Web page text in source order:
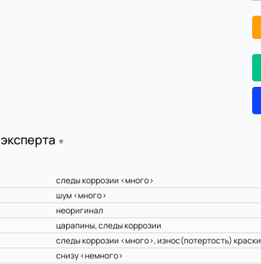
∗
следы коррозии <много>
шум <много>
неоригинал
царапины, следы коррозии
следы коррозии <много>, износ(потертость) краски
снизу <немного>